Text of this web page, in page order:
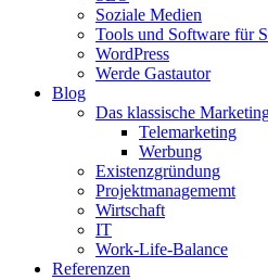
Soziale Medien
Tools und Software für
WordPress
Werde Gastautor
Blog
Das klassische
Telemarketing
Werbung
Existenzgründung
Projektmanagememt
Wirtschaft
IT
Work-Life-Balance
Referenzen